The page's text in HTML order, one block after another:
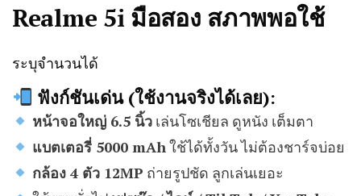
Realme 5i มือสอง สภาพพอใช้
ระบุจำนวนได้
ฟังก์ชันเด่น (ใช้งานจริงได้เลย):
หน้าจอใหญ่ 6.5 นิ้วเล่นโซเชียล ดูหนัง เต็มตา
แบตเตอรี่ 5000 mAh ใช้ได้ทั้งวัน ไม่ต้องชาร์จบ่อย
กล้อง 4 ตัว 12MP ถ่ายรูปชัด ลูกเล่นเยอะ